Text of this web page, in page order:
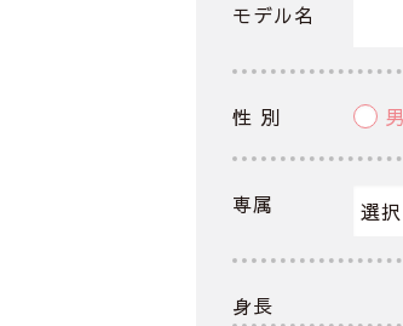
モデル名
性 別
専属
身長